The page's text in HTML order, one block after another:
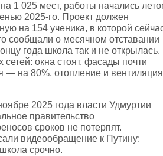
1 025 мест, работы начались
2025‑го. Проект должен
на 154 ученика, в которой
сообщали о месячном отставании
года школа так и не открылась.
окна стоят, фасады почти
— на 80%, отопление и
2025 года власти Удмуртии
правительство
сроков не потерпят.
видеообращение к Путину:
срочно.